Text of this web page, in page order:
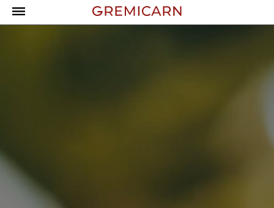
Campanyes
Campanya de Dia de
l’hamburguesa